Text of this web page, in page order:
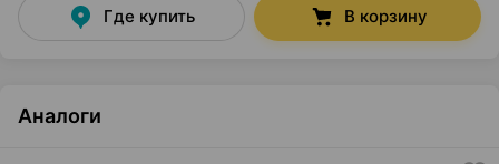
Где купить В корзину
Аналоги